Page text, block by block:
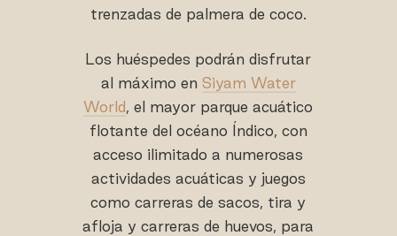
trenzadas de palmera de coco.
Los huéspedes podrán disfrutar
al máximo en Siyam Water
World, el mayor parque acuático
flotante del océano Índico, con
acceso ilimitado a numerosas
actividades acuáticas y juegos
como carreras de sacos, tira y
afloja y carreras de huevos, para